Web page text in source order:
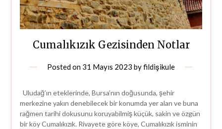
Cumalıkızık Gezisinden Notlar
Posted on 31 Mayıs 2023 byfildişikule
Uludağ’ın eteklerinde, Bursa’nın doğusunda, şehir
merkezine yakın denebilecek bir konumda yer alan ve buna
rağmen tarihi dokusunu koruyabilmiş küçük, sakin ve özgün
bir köy Cumalıkızık. Rivayete göre köye, Cumalıkızık isminin